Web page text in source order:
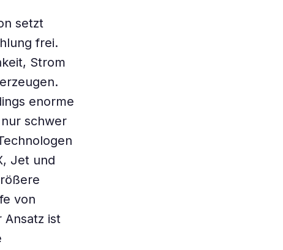
setzt
frei.
Strom
enorme
schwer
Jet und
von
Ansatz ist